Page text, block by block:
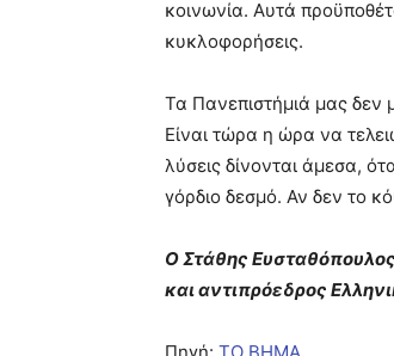
κοινωνία. Αυτά
κυκλοφορήσεις.
Τα Πανεπιστήμιά μας δεν
Είναι τώρα η ώρα να
λύσεις δίνονται άμεσα,
γόρδιο δεσμό. Αν δεν το
O Στάθης
και αντιπρόεδρος